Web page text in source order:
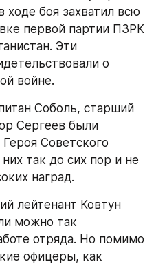
ходе боя захватил всю
первой партии ПЗРК
Эти
о
войне.
Соболь, старший
Сергеев были
Советского
так до сих пор и не
наград.
лейтенант Ковтун
можно так
отряда. Но помимо
офицеры, как